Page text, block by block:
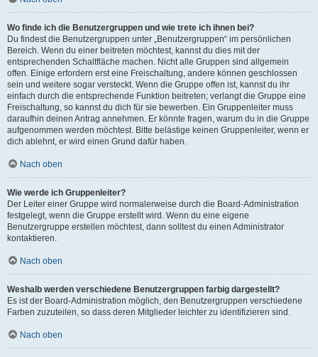
Wo finde ich die Benutzergruppen und wie trete ich ihnen bei?
Du findest die Benutzergruppen unter „Benutzergruppen“ im persönlichen
Bereich. Wenn du einer beitreten möchtest, kannst du dies mit der
entsprechenden Schaltfläche machen. Nicht alle Gruppen sind allgemein
offen. Einige erfordern erst eine Freischaltung, andere können geschlossen
sein und weitere sogar versteckt. Wenn die Gruppe offen ist, kannst du ihr
einfach durch die entsprechende Funktion beitreten; verlangt die Gruppe eine
Freischaltung, so kannst du dich für sie bewerben. Ein Gruppenleiter muss
daraufhin deinen Antrag annehmen. Er könnte fragen, warum du in die Gruppe
aufgenommen werden möchtest. Bitte belästige keinen Gruppenleiter, wenn er
dich ablehnt, er wird einen Grund dafür haben.
Nach oben
Wie werde ich Gruppenleiter?
Der Leiter einer Gruppe wird normalerweise durch die Board-Administration
festgelegt, wenn die Gruppe erstellt wird. Wenn du eine eigene
Benutzergruppe erstellen möchtest, dann solltest du einen Administrator
kontaktieren.
Nach oben
Weshalb werden verschiedene Benutzergruppen farbig dargestellt?
Es ist der Board-Administration möglich, den Benutzergruppen verschiedene
Farben zuzuteilen, so dass deren Mitglieder leichter zu identifizieren sind.
Nach oben